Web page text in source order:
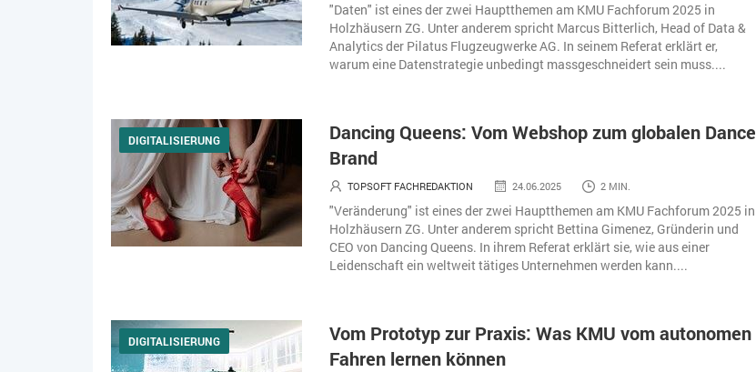
"Daten" ist eines der zwei Hauptthemen am KMU Fachforum 2025 in
Holzhäusern ZG. Unter anderem spricht Marcus Bitterlich, Head of Data &
Analytics der Pilatus Flugzeugwerke AG. In seinem Referat erklärt er,
warum eine Datenstrategie unbedingt massgeschneidert sein muss....
DIGITALISIERUNG
Dancing Queens: Vom Webshop zum globalen Dance
Brand
TOPSOFT FACHREDAKTION 24.06.2025 2 MIN.
"Veränderung" ist eines der zwei Hauptthemen am KMU Fachforum 2025 in
Holzhäusern ZG. Unter anderem spricht Bettina Gimenez, Gründerin und
CEO von Dancing Queens. In ihrem Referat erklärt sie, wie aus einer
Leidenschaft ein weltweit tätiges Unternehmen werden kann....
DIGITALISIERUNG
Vom Prototyp zur Praxis: Was KMU vom autonomen
Fahren lernen können